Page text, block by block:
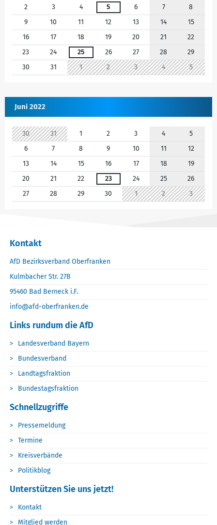
2
3 4 5 6 7
8
9
10 11 12 13 14
15
16
17 18 19 20 21
22
23
24 25 26 27 28
29
30
31 1 2 3 4 5
Juni 2022
30 31 1 2 3 4
5
6
7 8 9 10 11
12
13
14 15 16 17 18
19
20
21 22 23 24 25
26
27
28 29 30 1 2 3
Kontakt
AfD Bezirksverband Oberfranken
Kulmbacher Str. 27B
95460 Bad Berneck i.F.
info@afd-oberfranken.de
Links rundum die AfD
Landesverband Bayern
Bundesverband
Landtagsfraktion
Bundestagsfraktion
Schnellzugriffe
Pressemeldung
Termine
Kreisverbände
Politikblog
Unterstützen Sie uns jetzt!
Kontakt
Mitglied werden